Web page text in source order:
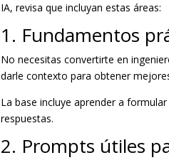
IA, revisa que incluyan estas áreas:
1. Fundamentos
No necesitas convertirte en
darle contexto para obtener
La base incluye aprender a
respuestas.
2. Prompts útiles